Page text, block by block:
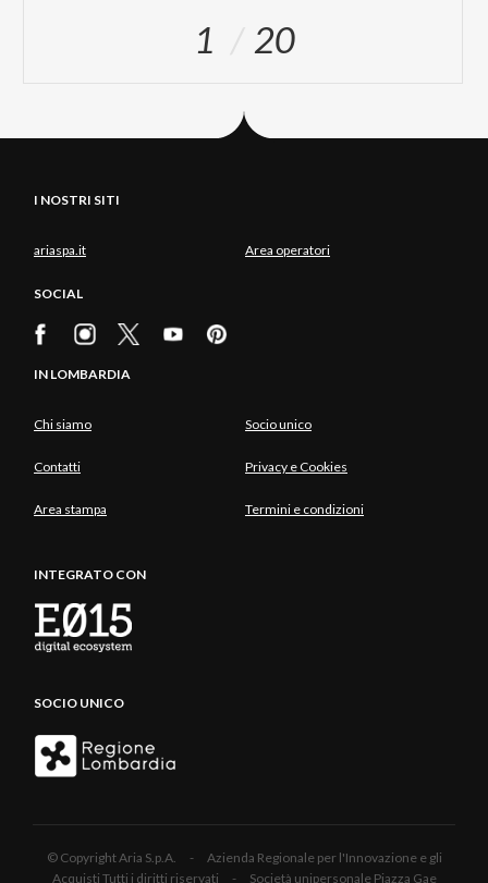
1 20
I NOSTRI SITI
ariaspa.it Area operatori
SOCIAL
IN LOMBARDIA
Chi siamo Socio unico
Contatti Privacy e Cookies
Area stampa Termini e condizioni
INTEGRATO CON
SOCIO UNICO
© Copyright Aria S.p.A. - Azienda Regionale per l'Innovazione e gli
Acquisti Tutti i diritti riservati - Società unipersonale Piazza Gae